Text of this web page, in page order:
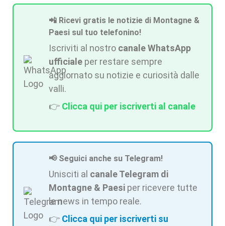
📲 Ricevi gratis le notizie di Montagne &
Paesi sul tuo telefonino!
Iscriviti al nostro canale WhatsApp
ufficiale per restare sempre
aggiornato su notizie e curiosità dalle
valli.
👉 Clicca qui per iscriverti al canale
📢 Seguici anche su Telegram!
Unisciti al canale Telegram di
Montagne & Paesi per ricevere tutte
le news in tempo reale.
👉 Clicca qui per iscriverti su